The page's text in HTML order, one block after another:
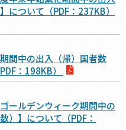
について（PDF：237KB）
間中の出入（帰）国者数
：198KB）
ールデンウィーク期間中の
）】について（PDF：